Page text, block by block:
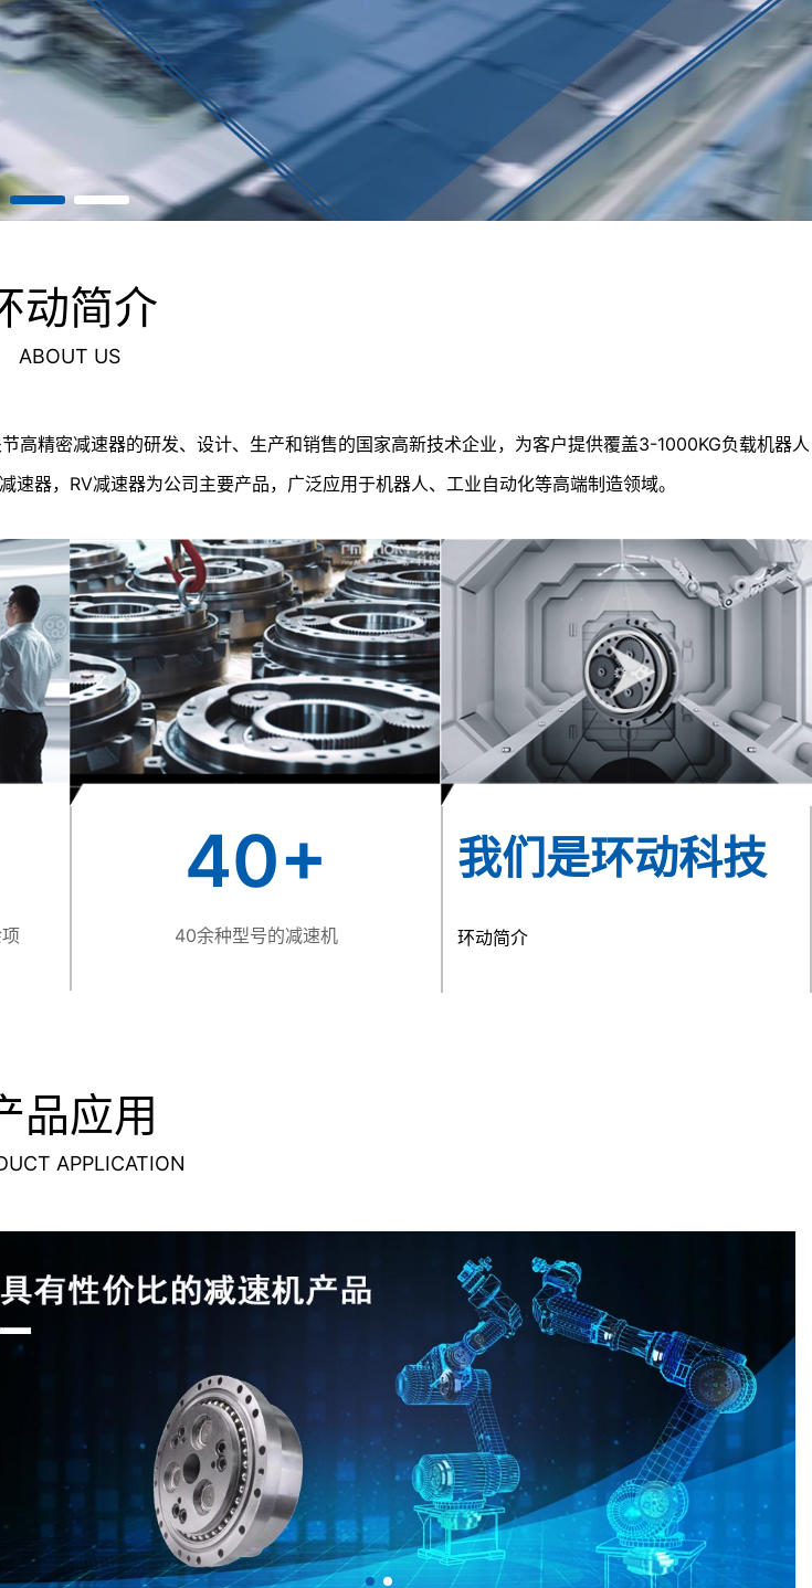
动简介
ABOUT US
高精密减速器的研发、设计、生产和销售的国家高新技术企业，为客户提供覆盖3-1000KG负载机器人
器，RV减速器为公司主要产品，广泛应用于机器人、工业自动化等高端制造领域。
40+
40余种型号的减速机
我们是环动科技
环动简介
品应用
APPLICATION